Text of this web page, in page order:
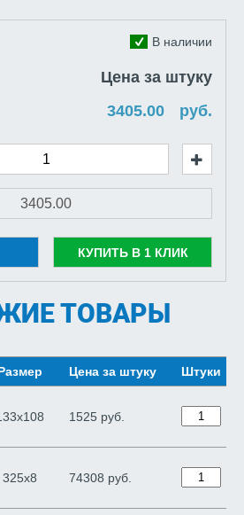
В наличии
Цена за штуку
руб.
КУПИТЬ В 1 КЛИК
ТОВАРЫ
Цена за штуку Штуки
1525 руб.
325х8 74308 руб.